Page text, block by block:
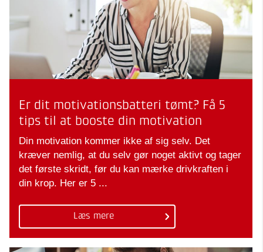
Er dit motivationsbatteri tømt? Få 5
tips til at booste din motivation
Din motivation kommer ikke af sig selv. Det
kræver nemlig, at du selv gør noget aktivt og tager
det første skridt, før du kan mærke drivkraften i
din krop. Her er 5 ...
Læs mere